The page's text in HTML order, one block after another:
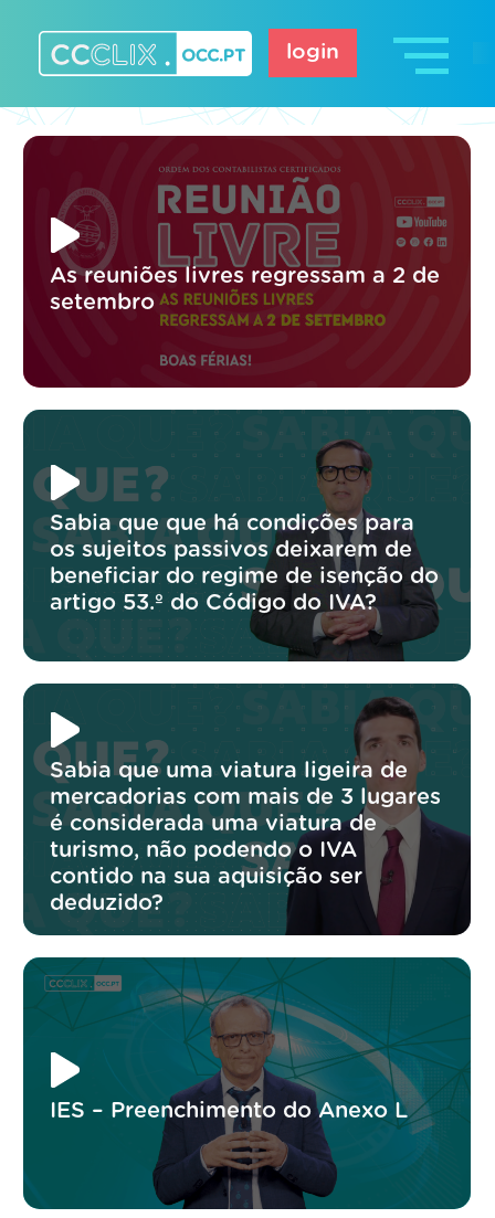
content
login
As reuniões livres regressam a 2 de
setembro
Sabia que que há condições para
os sujeitos passivos deixarem de
beneficiar do regime de isenção do
artigo 53.º do Código do IVA?
Sabia que uma viatura ligeira de
mercadorias com mais de 3 lugares
é considerada uma viatura de
turismo, não podendo o IVA
contido na sua aquisição ser
deduzido?
IES – Preenchimento do Anexo L